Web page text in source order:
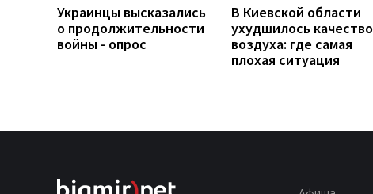
Украинцы высказались
о продолжительности
войны - опрос
В Киевской области
ухудшилось качество
воздуха: где самая
плохая ситуация